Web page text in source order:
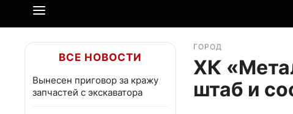
ВСЕ НОВОСТИ
Вынесен приговор за кражу
запчастей с экскаватора
ГОРОД
ХК
штаб и